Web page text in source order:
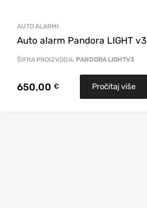
AUTO ALARMI
Auto alarm Pandora LIGHT v3
ŠIFRA PROIZVODA: PANDORA LIGHTV3
650,00 € Pročitaj više